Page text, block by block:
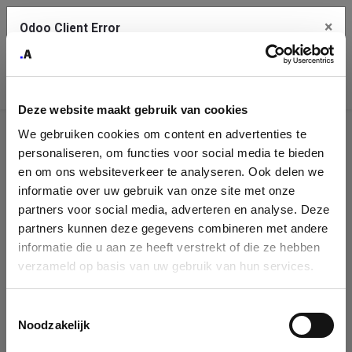
Deze website maakt gebruik van cookies
We gebruiken cookies om content en advertenties te
personaliseren, om functies voor social media te bieden
en om ons websiteverkeer te analyseren. Ook delen we
informatie over uw gebruik van onze site met onze
partners voor social media, adverteren en analyse. Deze
partners kunnen deze gegevens combineren met andere
informatie die u aan ze heeft verstrekt of die ze hebben
verzameld op basis van uw gebruik van hun services.
Noodzakelijk
Company
Identification
Please fill in your company details
You can search a company in our database by name, VAT or
enterprise ID. When a company is selected it will auto-complete the
form. If you don't find your company in our database, you can create
Odoo Client Error ×
service.
See details
Ok